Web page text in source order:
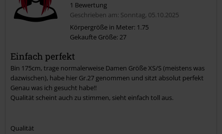
Kommentar jetzt abschicken!
1 Bewertung
Geschrieben am: Sonntag, 05.10.2025
Körpergröße in Meter: 1.75
Gekaufte Größe: 27
Einfach perfekt
Bin 175cm, trage normalerweise Damen Größe XS/S (meistens was
dazwischen), habe hier Gr.27 genommen und sitzt absolut perfekt
Genau was ich gesucht habe!!
Qualität scheint auch zu stimmen, sieht einfach toll aus.
Qualität